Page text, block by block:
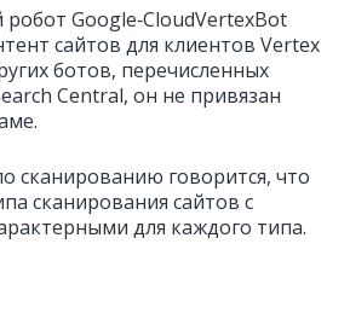
Google‑CloudVertexBot
сайтов для клиентов Vertex
ботов, перечисленных
Central, он не привязан
сканированию говорится, что
сканирования сайтов с
для каждого типа.